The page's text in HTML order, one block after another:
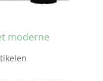
moderne